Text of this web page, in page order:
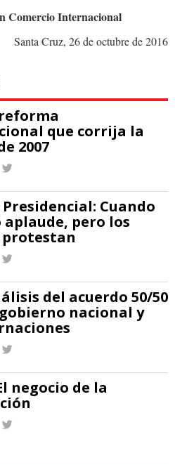
Comercio Internacional
Santa Cruz, 26 de octubre de 2016
que corrija la
2007
Cuando
aplaude, pero los
del acuerdo 50/50
nacional y
negocio de la